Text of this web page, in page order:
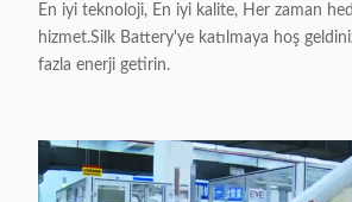
En iyi teknoloji, En iyi kalite, Her zaman
hizmet.Silk Battery'ye katılmaya hoş
fazla enerji getirin.